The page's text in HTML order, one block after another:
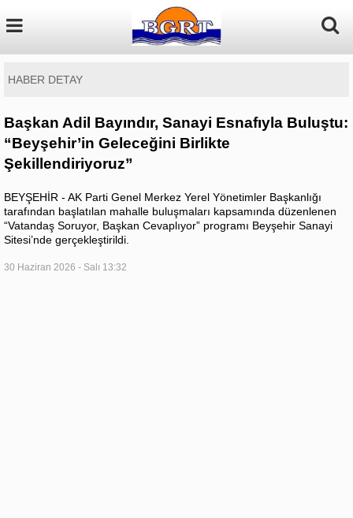
HABER DETAY
Başkan Adil Bayındır, Sanayi Esnafıyla Buluştu:
“Beyşehir’in Geleceğini Birlikte
Şekillendiriyoruz”
BEYŞEHİR - AK Parti Genel Merkez Yerel Yönetimler Başkanlığı
tarafından başlatılan mahalle buluşmaları kapsamında düzenlenen
“Vatandaş Soruyor, Başkan Cevaplıyor” programı Beyşehir Sanayi
Sitesi’nde gerçekleştirildi.
30 Haziran 2026 - Salı 13:32